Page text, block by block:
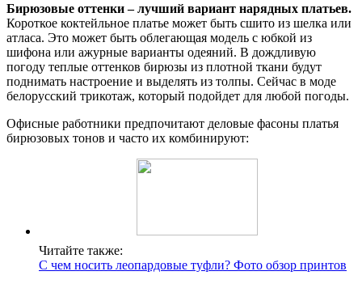
Бирюзовые оттенки – лучший вариант нарядных платьев.
Короткое коктейльное платье может быть сшито из шелка или
атласа. Это может быть облегающая модель с юбкой из
шифона или ажурные варианты одеяний. В дождливую
погоду теплые оттенков бирюзы из плотной ткани будут
поднимать настроение и выделять из толпы. Сейчас в моде
белорусский трикотаж, который подойдет для любой погоды.
Офисные работники предпочитают деловые фасоны платья
бирюзовых тонов и часто их комбинируют:
Читайте также:
С чем носить леопардовые туфли? Фото обзор принтов